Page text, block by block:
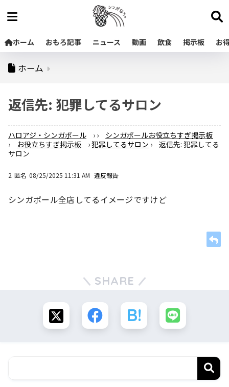
ホーム おもろ記事 ニュース 動画 飲食 掲示板 お
ホーム
返信先: 犯罪してるサロン
ハロアジ・シンガポール › ›
シンガポールお役立ちすぎ掲示板
›
お役立ちすぎ掲示板 ›犯罪してるサロン ›
返信先: 犯罪してる
サロン
2 匿名 08/25/2025 11:31 AM 違反報告
シンガポール全店してるイメージですけど
SHARE